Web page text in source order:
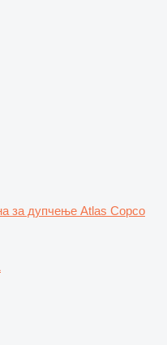
за дупчење Atlas Copco